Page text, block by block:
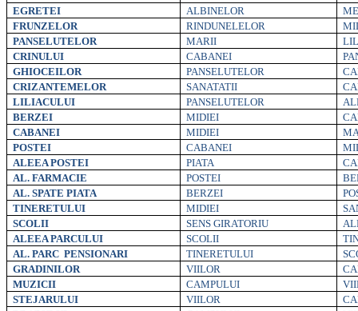
EGRETEI
ALBINELOR
FRUNZELOR
RINDUNELELOR
PANSELUTELOR
MARII
CRINULUI
CABANEI
GHIOCEILOR
PANSELUTELOR
CRIZANTEMELOR
SANATATII
LILIACULUI
PANSELUTELOR
BERZEI
MIDIEI
CABANEI
MIDIEI
POSTEI
CABANEI
ALEEA POSTEI
PIATA
AL. FARMACIE
POSTEI
AL. SPATE PIATA
BERZEI
TINERETULUI
MIDIEI
SCOLII
SENS GIRATORIU
ALEEA PARCULUI
SCOLII
AL. PARC PENSIONARI
TINERETULUI
GRADINILOR
VIILOR
MUZICII
CAMPULUI
STEJARULUI
VIILOR